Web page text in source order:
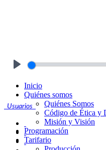
Usuarios
Inicio
Quiénes somos
Quiénes Somos
Código de Ética y
Misión y Visión
Programación
Tarifario